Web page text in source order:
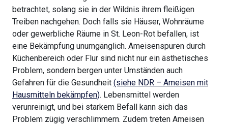
betrachtet, solang sie in der Wildnis ihrem fleißigen
Treiben nachgehen. Doch falls sie Häuser, Wohnräume
oder gewerbliche Räume in St. Leon-Rot befallen, ist
eine Bekämpfung unumgänglich. Ameisenspuren durch
Küchenbereich oder Flur sind nicht nur ein ästhetisches
Problem, sondern bergen unter Umständen auch
Gefahren für die Gesundheit (siehe NDR – Ameisen mit
Hausmitteln bekämpfen). Lebensmittel werden
verunreinigt, und bei starkem Befall kann sich das
Problem zügig verschlimmern. Zudem treten Ameisen